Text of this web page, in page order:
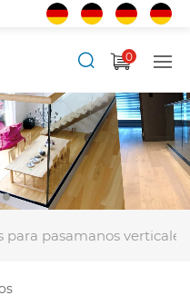
0
para pasamanos verticales